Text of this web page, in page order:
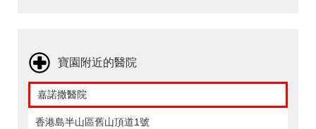
寶園附近的醫院
嘉諾撒醫院
香港島半山區舊山頂道1號